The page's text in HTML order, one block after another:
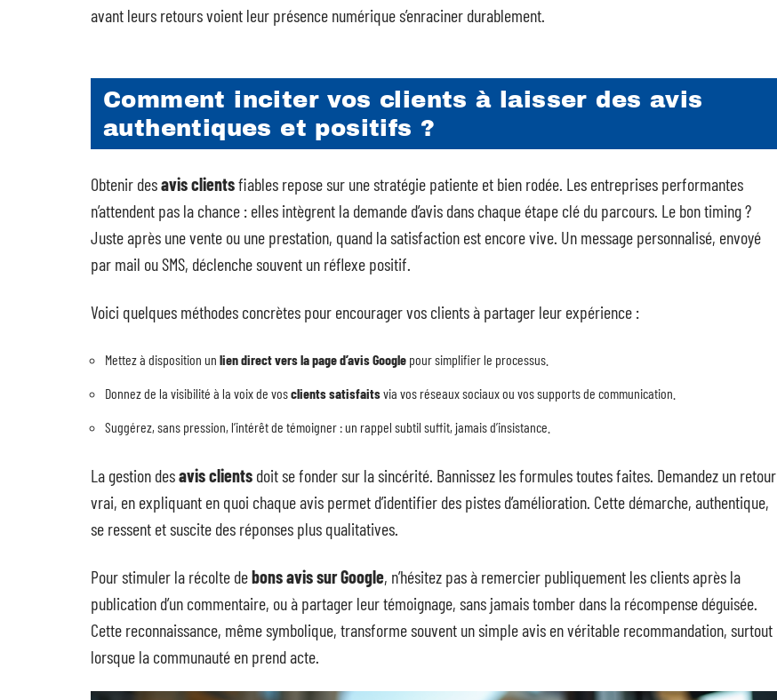
avant leurs retours voient leur présence numérique s’enraciner durablement.
Comment inciter vos clients à laisser des avis
authentiques et positifs ?
Obtenir desavis clientsfiables repose sur une stratégie patiente et bien rodée. Les entreprises performantes
n’attendent pas la chance : elles intègrent la demande d’avis dans chaque étape clé du parcours. Le bon timing ?
Juste après une vente ou une prestation, quand la satisfaction est encore vive. Un message personnalisé, envoyé
par mail ou SMS, déclenche souvent un réflexe positif.
Voici quelques méthodes concrètes pour encourager vos clients à partager leur expérience :
Mettez à disposition un lien direct vers la page d’avis Google pour simplifier le processus.
Donnez de la visibilité à la voix de vosclients satisfaitsvia vos réseaux sociaux ou vos supports de communication.
Suggérez, sans pression, l’intérêt de témoigner : un rappel subtil suffit, jamais d’insistance.
La gestion desavis clients doit se fonder sur la sincérité. Bannissez les formules toutes faites. Demandez un retour
vrai, en expliquant en quoi chaque avis permet d’identifier des pistes d’amélioration. Cette démarche, authentique,
se ressent et suscite des réponses plus qualitatives.
Pour stimuler la récolte debons avis sur Google, n’hésitez pas à remercier publiquement les clients après la
publication d’un commentaire, ou à partager leur témoignage, sans jamais tomber dans la récompense déguisée.
Cette reconnaissance, même symbolique, transforme souvent un simple avis en véritable recommandation, surtout
lorsque la communauté en prend acte.